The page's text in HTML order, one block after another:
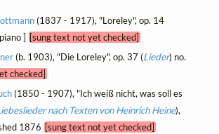
(1837 - 1917), "Loreley", op. 14
] [sung text not yet checked]
(b. 1903), "Die Loreley", op. 37 (Lieder) no.
checked]
(1850 - 1907), "Ich weiß nicht, was soll es
nach Texten von Heinrich Heine),
1876 [sung text not yet checked]